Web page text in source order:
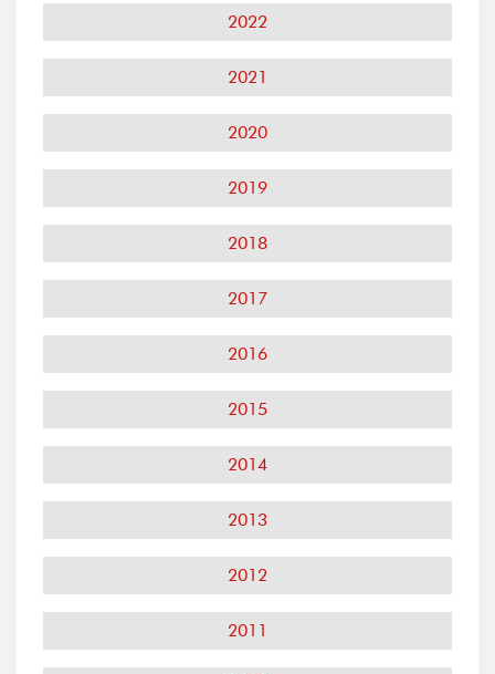
2022
2021
2020
2019
2018
2017
2016
2015
2014
2013
2012
2011